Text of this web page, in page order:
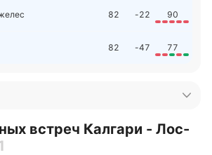
82 -22 90
82 -47 77
встреч Калгари - Лос-